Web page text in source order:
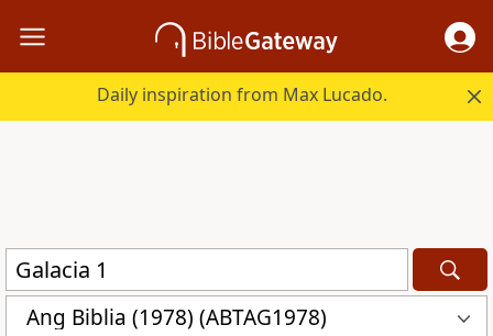
Daily inspiration from Max Lucado.
Ang Biblia (1978) (ABTAG1978)